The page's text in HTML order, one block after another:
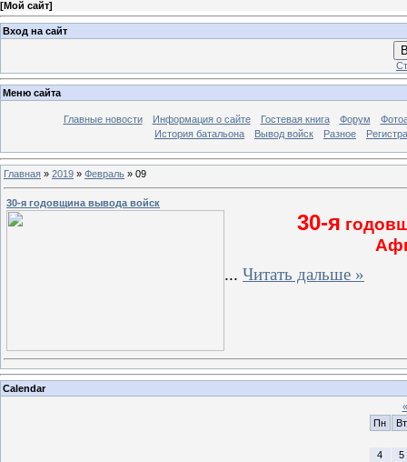
[Мой сайт]
Вход на сайт
Меню сайта
Главные новости Информация о сайте Гостевая книга Форум
История батальона
Вывод войск Разное
Главная » 2019 » Февраль » 09
30-я годовщина вывода войск
30-я
... Читать дальше »
Calendar
«
Пн
Вт
4
5